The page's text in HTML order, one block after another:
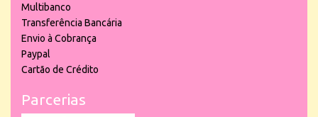
Multibanco
Transferência Bancária
Envio à Cobrança
Paypal
Cartão de Crédito
Parcerias